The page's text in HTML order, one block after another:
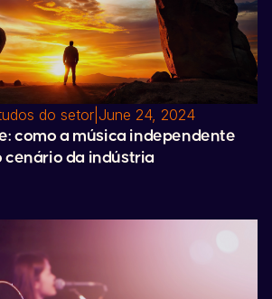
do setor June 24, 2024
como a música independente
cenário da indústria